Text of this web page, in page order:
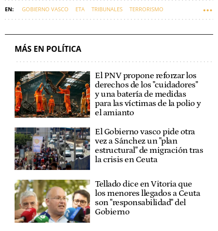
GOBIERNO VASCO ETA TRIBUNALES TERRORISMO
AUDIENCIA NACIONAL
MÁS EN POLÍTICA
El PNV propone reforzar los
derechos de los "cuidadores"
y una batería de medidas
para las víctimas de la polio y
el amianto
El Gobierno vasco pide otra
vez a Sánchez un "plan
estructural" de migración tras
la crisis en Ceuta
Tellado dice en Vitoria que
los menores llegados a Ceuta
son "responsabilidad" del
Gobierno